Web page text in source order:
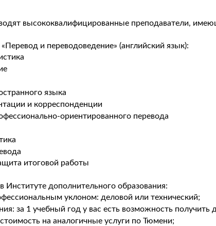
высококвалифицированные преподаватели,
и переводоведение» (английский язык):
языка
и корреспонденции
ориентированного перевода
итоговой работы
Институте дополнительного образования:
уклоном: деловой или технический;
за 1 учебный год у вас есть возможность получить
на аналогичные услуги по Тюмени;